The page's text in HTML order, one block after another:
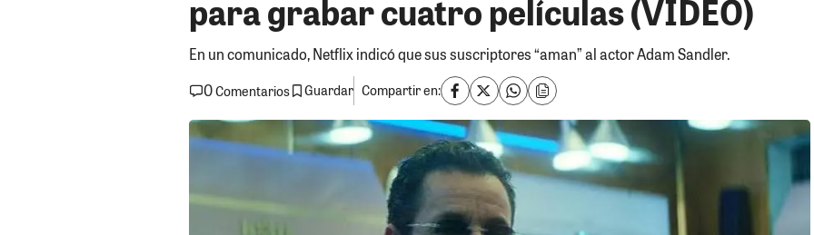
para grabar cuatro películas (VIDEO)
En un comunicado, Netflix indicó que sus suscriptores “aman” al actor Adam Sandler.
0Comentarios Guardar Compartir en: